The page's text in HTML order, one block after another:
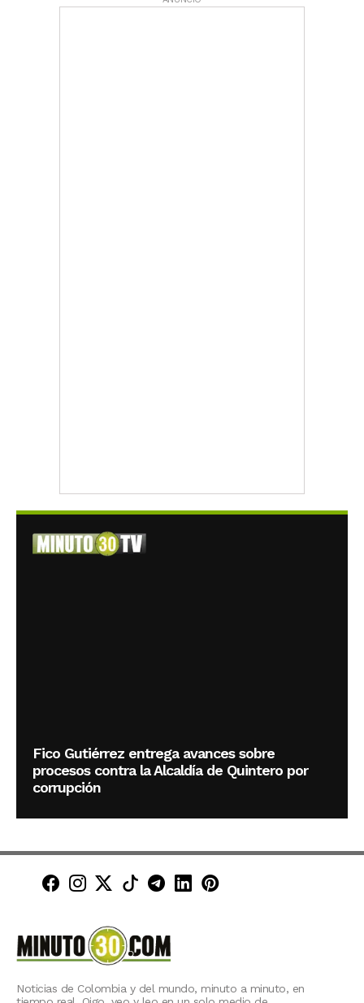
Fico Gutiérrez entrega avances sobre
procesos contra la Alcaldía de Quintero por
corrupción
Minuto30 en Facebook
Minuto30 en Instagram
Minuto30 en X (Twitter)
Minuto30 en TikTok
Canal de Minuto30 en
Minuto30 en LinkedIn
Minuto30 en
Noticias de Colombia y del mundo, minuto a minuto, en